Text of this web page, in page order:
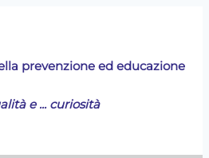
prevenzione ed educazione
e ... curiosità